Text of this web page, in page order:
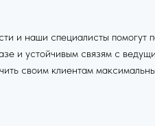
и наши специалисты помогут
и устойчивым связям с
своим клиентам